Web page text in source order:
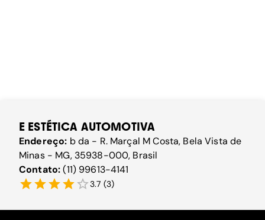
E ESTÉTICA AUTOMOTIVA
Endereço: b da - R. Marçal M Costa, Bela Vista de
Minas - MG, 35938-000, Brasil
Contato:(11) 99613-4141
3.7 (3)